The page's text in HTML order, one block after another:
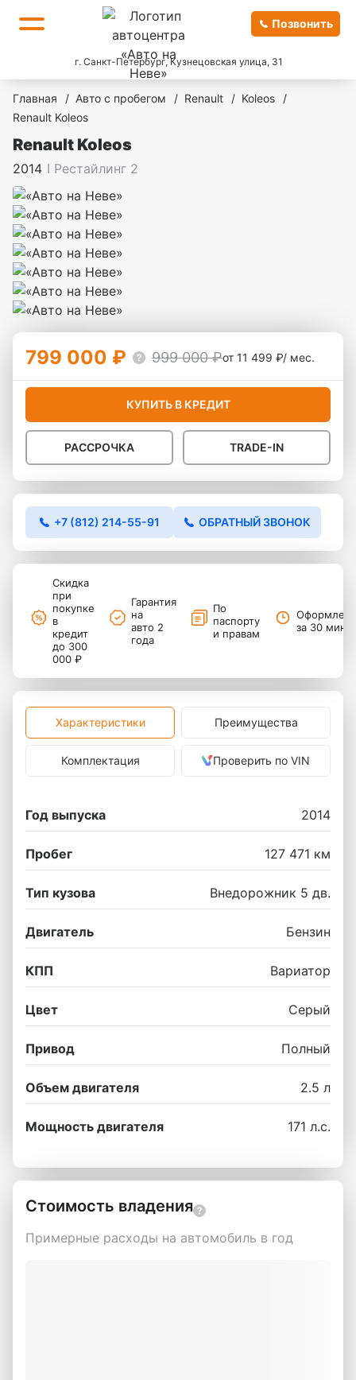
г. Санкт-Петербург, Кузнецовская улица, 31
Позвонить
Главная / Авто с пробегом / Renault / Koleos
/
Renault Koleos
Renault Koleos
2014 I Рестайлинг 2
799 000 ₽ 999 000 ₽от 11 499 ₽/ мес.
КУПИТЬ В КРЕДИТ
РАССРОЧКА TRADE-IN
+7 (812) 214-55-91 ОБРАТНЫЙ ЗВОНОК
Скидка
при
покупке
в
кредит
до 300
000 ₽
Гарантия
на
авто 2
года
По
паспорту
и правам
за 30
Характеристики Преимущества
Комплектация Проверить по VIN
Год выпуска 2014
Пробег 127 471 км
Тип кузова Внедорожник 5 дв.
Двигатель Бензин
КПП Вариатор
Цвет Серый
Привод Полный
Объем двигателя 2.5 л
Мощность двигателя 171 л.с.
Стоимость владения
Примерные расходы на автомобиль в год